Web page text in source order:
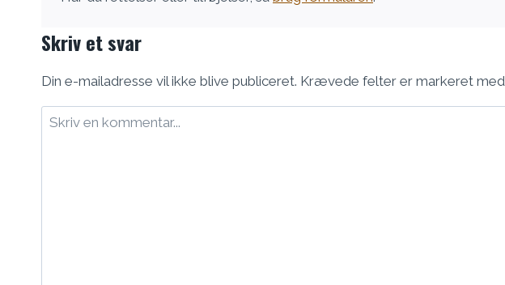
Skriv et svar
Din e-mailadresse vil ikke blive publiceret. Krævede felter er markeret med